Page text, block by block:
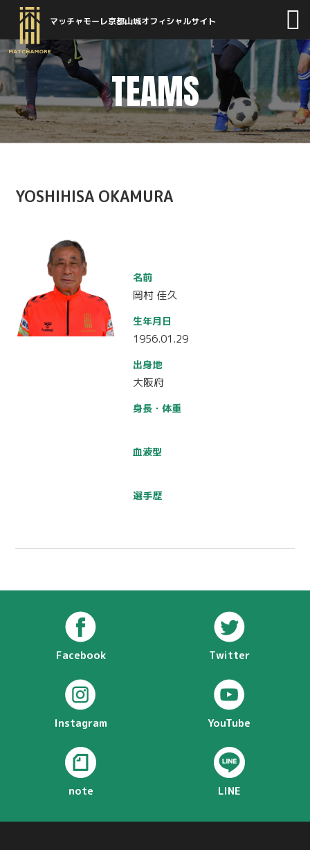
マッチャモーレ京都山城オフィシャルサイト
TEAMS
YOSHIHISA OKAMURA
名前
岡村 佳久
生年月日
1956.01.29
出身地
大阪府
身長・体重
血液型
選手歴
Facebook Twitter
Instagram YouTube
note LINE